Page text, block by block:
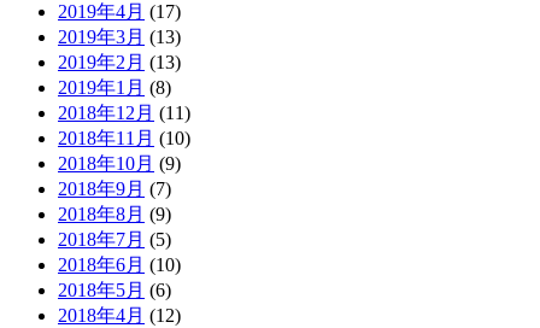
2019年4月 (17)
2019年3月 (13)
2019年2月 (13)
2019年1月 (8)
2018年12月 (11)
2018年11月 (10)
2018年10月 (9)
2018年9月 (7)
2018年8月 (9)
2018年7月 (5)
2018年6月 (10)
2018年5月 (6)
2018年4月 (12)